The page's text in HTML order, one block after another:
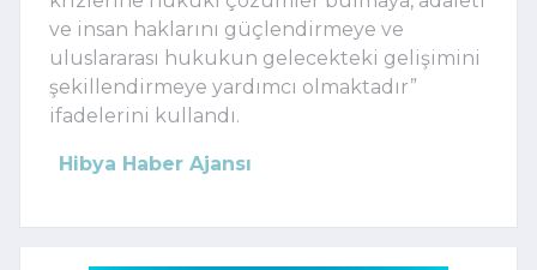
ve insan haklarını güçlendirmeye ve
uluslararası hukukun gelecekteki gelişimini
şekillendirmeye yardımcı olmaktadır”
ifadelerini kullandı.
Hibya Haber Ajansı